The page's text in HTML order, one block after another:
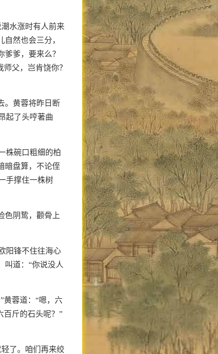
水涨时有人前来
然也会三分，
爹，要来么？
父，岂肯饶你？
。黄蓉将昨日断
起了头哼著曲
株碗口粗细的柏
暗盘算，不论侄
手撑住一株树
色阴鸷，颧骨上
阳锋不住往海心
叫道：“你说没人
黄蓉道：“嗯，六
百斤的石头呢？”
了。咱们再来绞